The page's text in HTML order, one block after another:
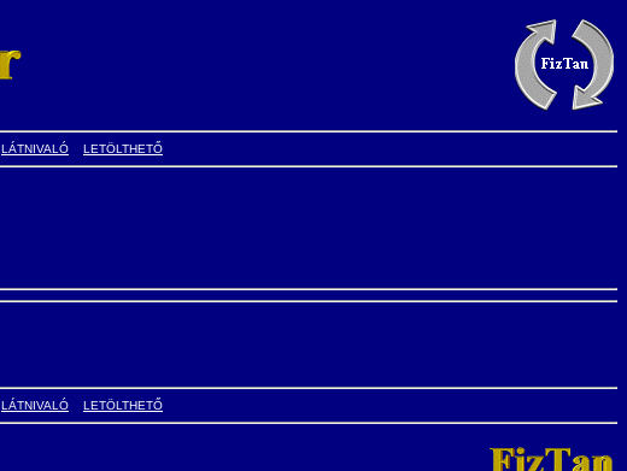
LÁTNIVALÓ LETÖLTHETŐ
LÁTNIVALÓ LETÖLTHETŐ